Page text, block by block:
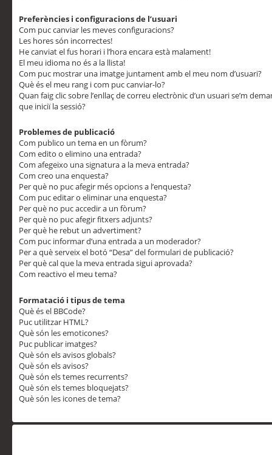
Preferències i configuracions de l’usuari
Com puc canviar les meves configuracions?
Les hores són incorrectes!
He canviat el fus horari i l’hora encara està malament!
El meu idioma no és a la llista!
Com puc mostrar una imatge juntament amb el meu nom d’usuari?
Què és el meu rang i com puc canviar-lo?
Quan faig clic sobre l’enllaç de correu electrònic d’un usuari se’m
que iniciï la sessió?
Problemes de publicació
Com publico un tema en un fòrum?
Com edito o elimino una entrada?
Com afegeixo una signatura a la meva entrada?
Com creo una enquesta?
Per què no puc afegir més opcions a l’enquesta?
Com puc editar o eliminar una enquesta?
Per què no puc accedir a un fòrum?
Per què no puc afegir fitxers adjunts?
Per què he rebut un advertiment?
Com puc informar d’una entrada a un moderador?
Per a què serveix el botó “Desa” del formulari de publicació?
Per què cal que la meva entrada sigui aprovada?
Com reactivo el meu tema?
Formatació i tipus de tema
Què és el BBCode?
Puc utilitzar HTML?
Què són les emoticones?
Puc publicar imatges?
Què són els avisos globals?
Què són els avisos?
Què són els temes recurrents?
Què són els temes bloquejats?
Què són les icones de tema?